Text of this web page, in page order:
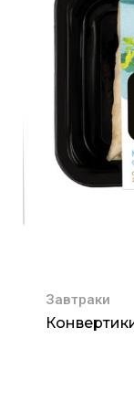
Завтраки